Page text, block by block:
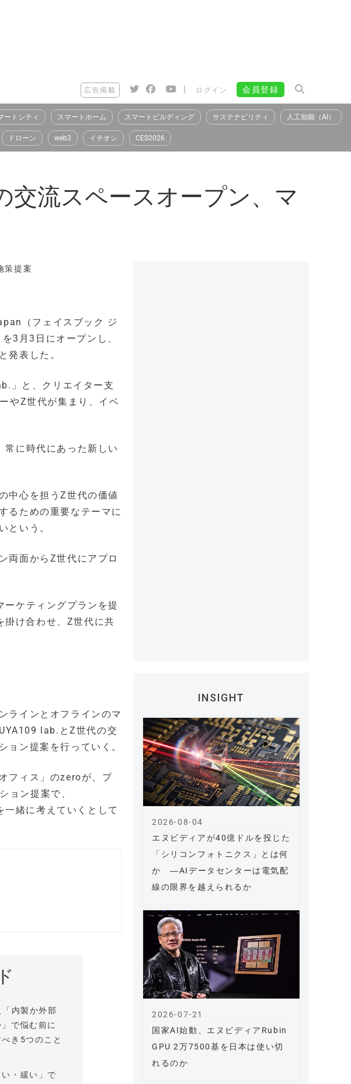
広告掲載 | ログイン 会員登録
ートシティ スマートホーム スマートビルディング サステナビリティ 人工知能（AI）
ドローン web3 イチオシ CES2026
交流スペースオープン、マ
策提案
（フェイスブック ジ
3月3日にオープンし、
発表した。
」と、クリエイター支
やZ世代が集まり、イベ
に時代にあった新しい
中心を担うZ世代の価値
るための重要なテーマに
という。
両面からZ世代にアプロ
ケティングプランを提
け合わせ、Z世代に共
ラインとオフラインのマ
lab.とZ世代の交
ョン提案を行っていく。
フィス」のzeroが、プ
ョン提案で、
緒に考えていくとして
内製か外部
で悩む前に
き5つのこと
い・緩い」で
INSIGHT
エヌビディアが40億ドルを投じた
「シリコンフォトニクス」とは何
か ―AIデータセンターは電気配
線の限界を越えられるか
2026-08-04
国家AI始動、エヌビディアRubin
GPU 2万7500基を日本は使い切
れるのか
2026-07-21